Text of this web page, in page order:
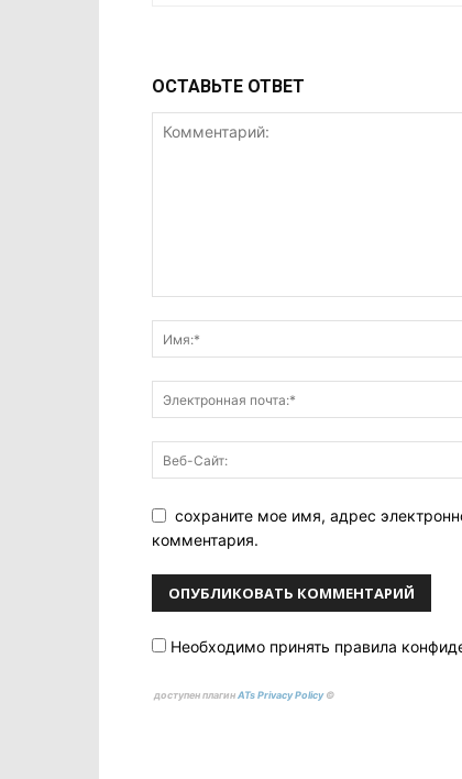
ОСТАВЬТЕ ОТВЕТ
сохраните мое имя, адрес
комментария.
Необходимо принять правила
доступен плагинATs Privacy Policy©